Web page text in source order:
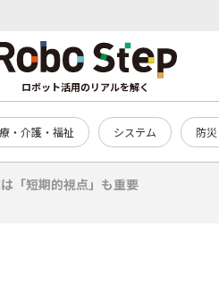
ロボット活用のリアルを解く
・介護・福祉 システム 防
「短期的視点」も重要